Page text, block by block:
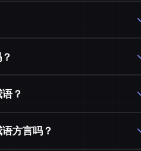
？
方言吗？